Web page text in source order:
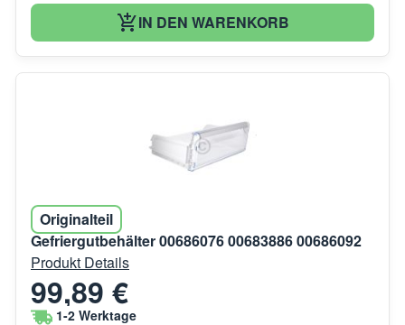
IN DEN WARENKORB
Originalteil
Gefriergutbehälter 00686076 00683886 00686092
Produkt Details
99,89 €
1-2 Werktage